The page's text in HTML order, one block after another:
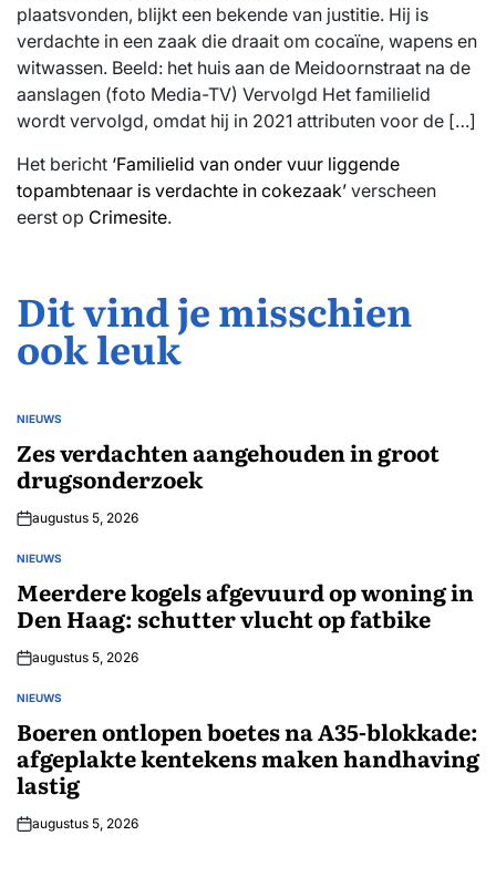
plaatsvonden, blijkt een bekende van justitie. Hij is
verdachte in een zaak die draait om cocaïne, wapens en
witwassen. Beeld: het huis aan de Meidoornstraat na de
aanslagen (foto Media-TV) Vervolgd Het familielid
wordt vervolgd, omdat hij in 2021 attributen voor de […]
Het bericht ‘Familielid van onder vuur liggende
topambtenaar is verdachte in cokezaak’ verscheen
eerst op Crimesite.
Dit vind je misschien
ook leuk
GEPLAATST
NIEUWS
Zes verdachten aangehouden in groot
drugsonderzoek
augustus 5, 2026
GEPLAATST
NIEUWS
Meerdere kogels afgevuurd op woning in
Den Haag: schutter vlucht op fatbike
augustus 5, 2026
GEPLAATST
NIEUWS
Boeren ontlopen boetes na A35-blokkade:
afgeplakte kentekens maken handhaving
lastig
augustus 5, 2026